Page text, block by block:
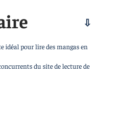
idéal pour lire des mangas en
du site de lecture de